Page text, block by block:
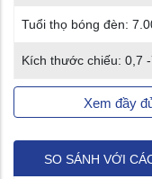
Tuổi thọ bóng đèn:
Kích thước chiếu: 0,7
Xem đầy
SO SÁNH VỚI